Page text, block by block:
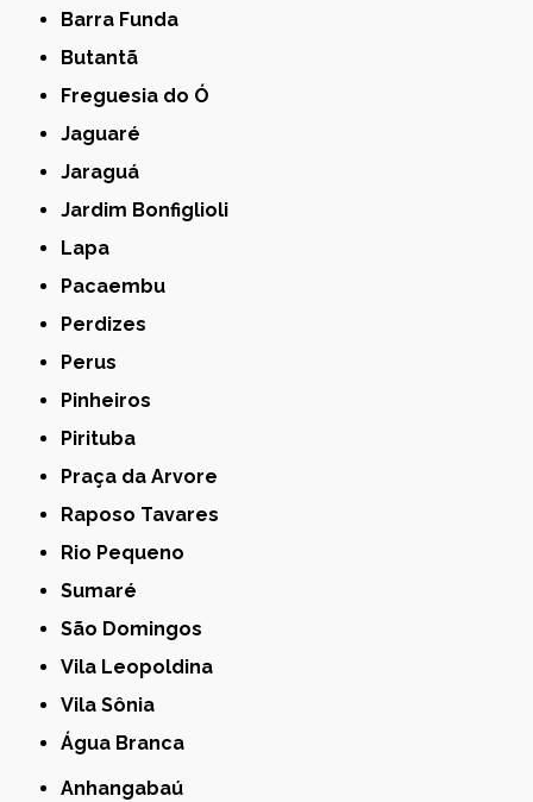
Barra Funda
Butantã
Freguesia do Ó
Jaguaré
Jaraguá
Jardim Bonfiglioli
Lapa
Pacaembu
Perdizes
Perus
Pinheiros
Pirituba
Praça da Arvore
Raposo Tavares
Rio Pequeno
Sumaré
São Domingos
Vila Leopoldina
Vila Sônia
Água Branca
Anhangabaú